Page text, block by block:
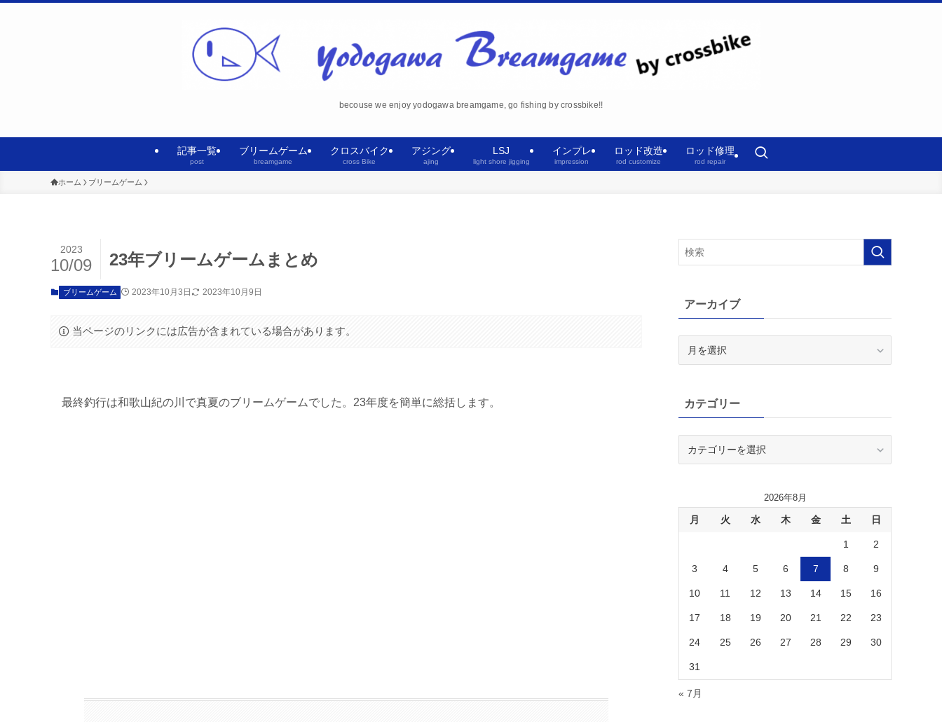
becouse we enjoy yodogawa breamgame, go fishing by crossbike!!
記事一覧
post
ブリームゲーム
breamgame
クロスバイク
cross Bike
アジング
ajing
LSJ
light shore jigging
インプレ
impression
ロッド改造
rod customize
ロッド修理
rod repair
ホーム ブリームゲーム
23年ブリームゲームまとめ
2023
10/09
ブリームゲーム 2023年10月3日 2023年10月9日
当ページのリンクには広告が含まれている場合があります。
最終釣行は和歌山紀の川で真夏のブリームゲームでした。23年度を簡単に総括します。
アーカイブ
ブカテゴリー
2026年8月
月 火 水 木 金 土 日
1 2
3 4 5 6 7 8 9
10 11 12 13 14 15 16
17 18 19 20 21 22 23
24 25 26 27 28 29 30
31
« 7月